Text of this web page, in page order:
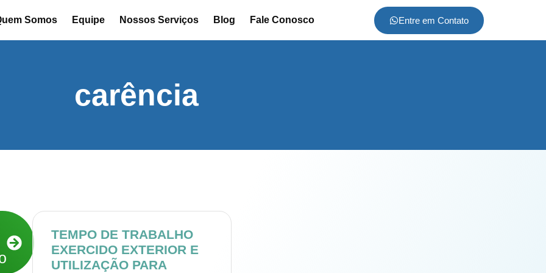
Somos Equipe Nossos Serviços Blog Fale Conosco Entre em Contato
carência
TEMPO DE TRABALHO
EXERCIDO EXTERIOR E
UTILIZAÇÃO PARA